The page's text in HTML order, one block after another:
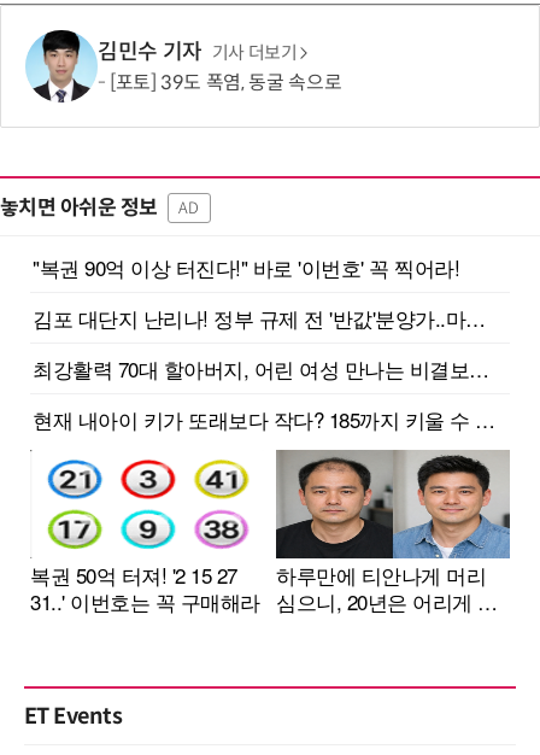
김민수 기자 기사 더보기
[포토] 39도 폭염, 동굴 속으로
놓치면 아쉬운 정보 AD
ET Events